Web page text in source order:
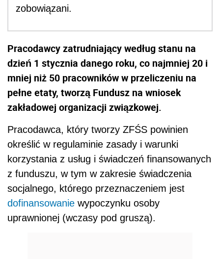
zobowiązani.
Pracodawcy zatrudniający według stanu na
dzień 1 stycznia danego roku, co najmniej 20 i
mniej niż 50 pracowników w przeliczeniu na
pełne etaty, tworzą Fundusz na wniosek
zakładowej organizacji związkowej.
Pracodawca, który tworzy ZFŚS powinien
określić w regulaminie zasady i warunki
korzystania z usług i świadczeń finansowanych
z funduszu, w tym w zakresie świadczenia
socjalnego, którego przeznaczeniem jest
dofinansowanie wypoczynku osoby
uprawnionej (wczasy pod gruszą).